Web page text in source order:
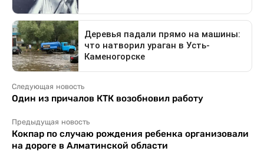
Следующая новость
Один из причалов КТК возобновил работу
Предыдущая новость
Кокпар по случаю рождения ребенка организовали
на дороге в Алматинской области